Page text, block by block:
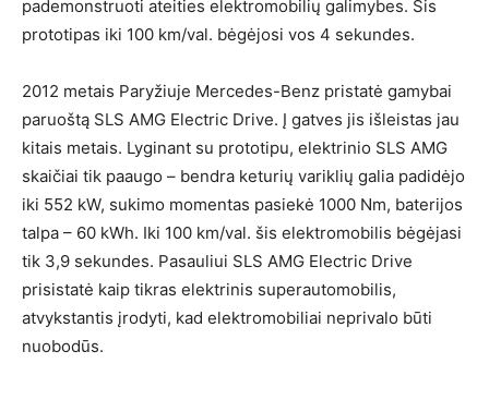
pademonstruoti ateities elektromobilių galimybes. Šis
prototipas iki 100 km/val. bėgėjosi vos 4 sekundes.
2012 metais Paryžiuje Mercedes-Benz pristatė gamybai
paruoštą SLS AMG Electric Drive. Į gatves jis išleistas jau
kitais metais. Lyginant su prototipu, elektrinio SLS AMG
skaičiai tik paaugo – bendra keturių variklių galia padidėjo
iki 552 kW, sukimo momentas pasiekė 1000 Nm, baterijos
talpa – 60 kWh. Iki 100 km/val. šis elektromobilis bėgėjasi
tik 3,9 sekundes. Pasauliui SLS AMG Electric Drive
prisistatė kaip tikras elektrinis superautomobilis,
atvykstantis įrodyti, kad elektromobiliai neprivalo būti
nuobodūs.